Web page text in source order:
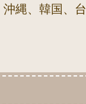
縄、韓国、台